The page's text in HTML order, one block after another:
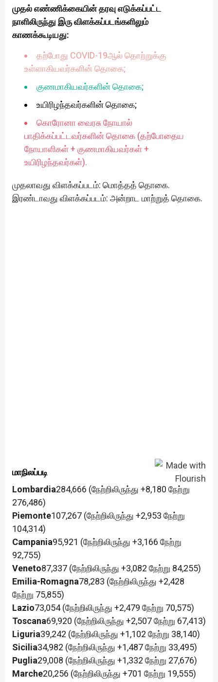
முதல் எண்ணிக்கையின் தரவு எடுக்கப்பட்ட
நாளிலிருந்து இரு விளக்கப்படங்களிலும்
காணக்கூடியது:
தற்போது COVID-19ஆல் தொற்றுக்கு
உள்ளாகியவர்களின் தொகை;
குணமாகியவர்களின் தொகை;
உயிரிழந்தவர்களின் தொகை;
கொரோனா வைரசு நோயால்
பாதிக்கப்பட்டவர்களின் தொகை (தற்போதைய
நோயாளிகள் + குணமாகியவர்கள் +
உயிரிழந்தவர்கள்).
முதலாவது விளக்கப்படம்: மொத்தத் தொகை.
இரண்டாவது விளக்கப்படம்: அன்றாட மாற்றுத் தொகை.
மாநிலப்படி
Lombardia284,666 (நேற்றிலிருந்து +8,180 நேற்று
276,486)
Piemonte107,267 (நேற்றிலிருந்து +2,953 நேற்று
104,314)
Campania95,921 (நேற்றிலிருந்து +3,166 நேற்று
92,755)
Veneto87,337 (நேற்றிலிருந்து +3,082 நேற்று 84,255)
Emilia-Romagna78,283 (நேற்றிலிருந்து +2,428
நேற்று 75,855)
Lazio73,054 (நேற்றிலிருந்து +2,479 நேற்று 70,575)
Toscana69,920 (நேற்றிலிருந்து +2,507 நேற்று 67,413)
Liguria39,242 (நேற்றிலிருந்து +1,102 நேற்று 38,140)
Sicilia34,982 (நேற்றிலிருந்து +1,487 நேற்று 33,495)
Puglia29,008 (நேற்றிலிருந்து +1,332 நேற்று 27,676)
Marche20,256 (நேற்றிலிருந்து +701 நேற்று 19,555)